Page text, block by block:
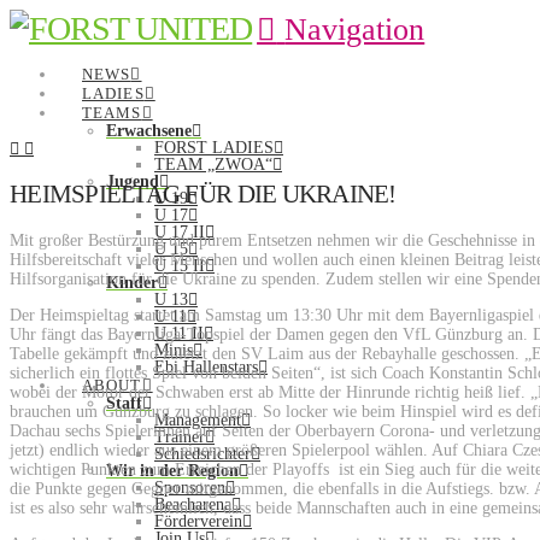
Navigation
NEWS
LADIES
TEAMS
Erwachsene
FORST LADIES
TEAM „ZWOA“
Jugend
U 19
U 17
U 17 II
U 15
U 15 II
Kinder
U 13
U 11
U 11 II
Minis
Ebi Hallenstars
ABOUT
Staff
Management
Trainer
Schiedsrichter
Wir in der Region
Sponsoren
Beacharena
Förderverein
HEIMSPIELTAG FÜR DIE UKRAINE!
Mit großer Bestürzung und purem Entsetzen nehmen wir die Geschehnisse
Hilfsbereitschaft vieler Menschen und wollen auch einen kleinen Beitrag
Hilfsorganisation für die Ukraine zu spenden. Zudem stellen wir eine
Der Heimspieltag startet am Samstag um 13:30 Uhr mit dem
Uhr fängt das Bayernliga-Topspiel der Damen gegen den VfL Günzburg an.
Tabelle gekämpft und zuletzt den SV Laim aus der Rebayhalle geschossen.
sicherlich ein flottes Spiel von beiden Seiten“, ist sich Coach Konstantin
wobei der Motor der Schwaben erst ab Mitte der Hinrunde richtig heiß lief.
brauchen um Günzburg zu schlagen. So locker wie beim Hinspiel wird es
Dachau sechs Spielerinnen auf Seiten der Oberbayern Corona- und
jetzt) endlich wieder aus einem größeren Spielerpool wählen. Auf Chiara
wichtigen Punkten zum Erreichen der Playoffs ist ein Sieg auch für die
die Punkte gegen Gegner mitgenommen, die ebenfalls in die Aufstiegs.
ist es also sehr wahrscheinlich, dass beide Mannschaften auch in eine